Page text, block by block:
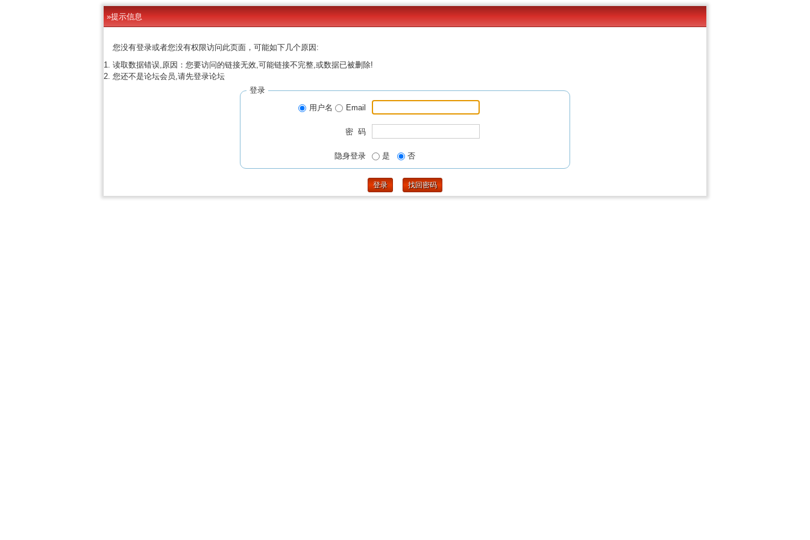
»提示信息
您没有登录或者您没有权限访问此页面，可能如下几个原因:
读取数据错误,原因：您要访问的链接无效,可能链接不完整,或数据已被删除!
您还不是论坛会员,请先登录论坛
登录
用户名
Email
密 码
隐身登录 是 否